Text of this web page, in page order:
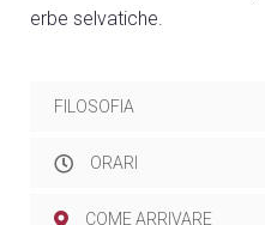
erbe selvatiche.
FILOSOFIA
ORARI
COME ARRIVARE